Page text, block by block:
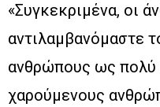
«Συγκεκριμένα, οι
αντιλαμβανόμαστε
ανθρώπους ως πολύ
χαρούμενους